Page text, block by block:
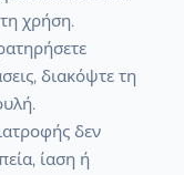
χρήση.
διακόψτε τη
δεν
ίαση ή